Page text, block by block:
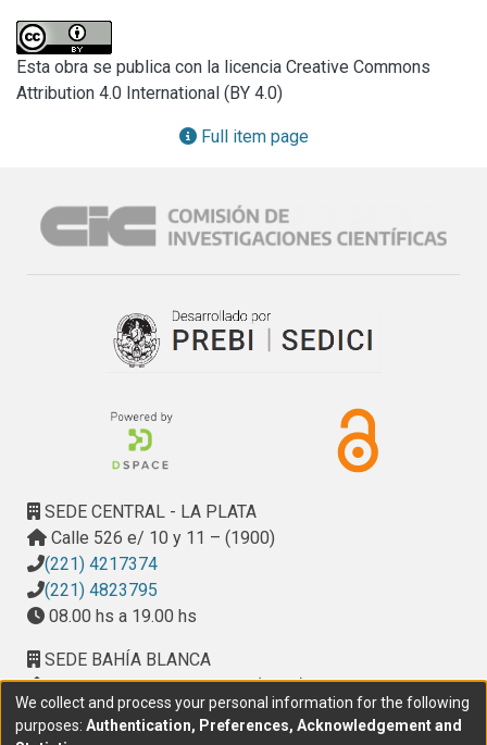
Fue acuñado por primera vez por David Premack (Premack
& Woodruff, 1978) a partir de sus estudios pioneros con
primates. Suele definirse como la capacidad del ser
como a los demás, capacidad que le permite explicar y
Woodruff, se generó un importante debate al cual el
filósofo Dennett realizó interesantes aportes (Uribe Ortiz,
Gómez Botero & Arango Tobón, 2010). Dennet (1978)
organismos de la naturaleza es la capacidad de hacer
predicciones y reflexiones acerca del futuro. Los seres
de predecir el comportamiento de un sistema intencional
es la atribución de creencias, deseos y perspicacia racional
a dicho sistema. Propuso entonces una serie de criterios
persona pudiera ser interpretado como producto de una
atribución de creencias: a) tener una creencia sobre la
creencia de otro, b) hacer predecir algo en función de esa
creencia y c) sostener esa creencia independientemente
del estado real de los hechos.
Esta obra se publica con la licencia Creative Commons
Attribution 4.0 International (BY 4.0)
Full item page
SEDE CENTRAL - LA PLATA
Calle 526 e/ 10 y 11 – (1900)
(221) 4217374
(221) 4823795
08.00 hs a 19.00 hs
SEDE BAHÍA BLANCA
Calle Ciudad de Cali 320 – (8000). Universidad
Provincial del Sudoeste (UPSO)
(291) 459 2550, interno 147
We collect and process your personal information for the following
purposes: Authentication, Preferences, Acknowledgement and